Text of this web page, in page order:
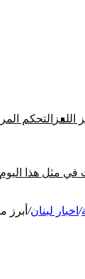
اللمز التحكم
مثل هذا اليوم
/ اخبار لبنان/